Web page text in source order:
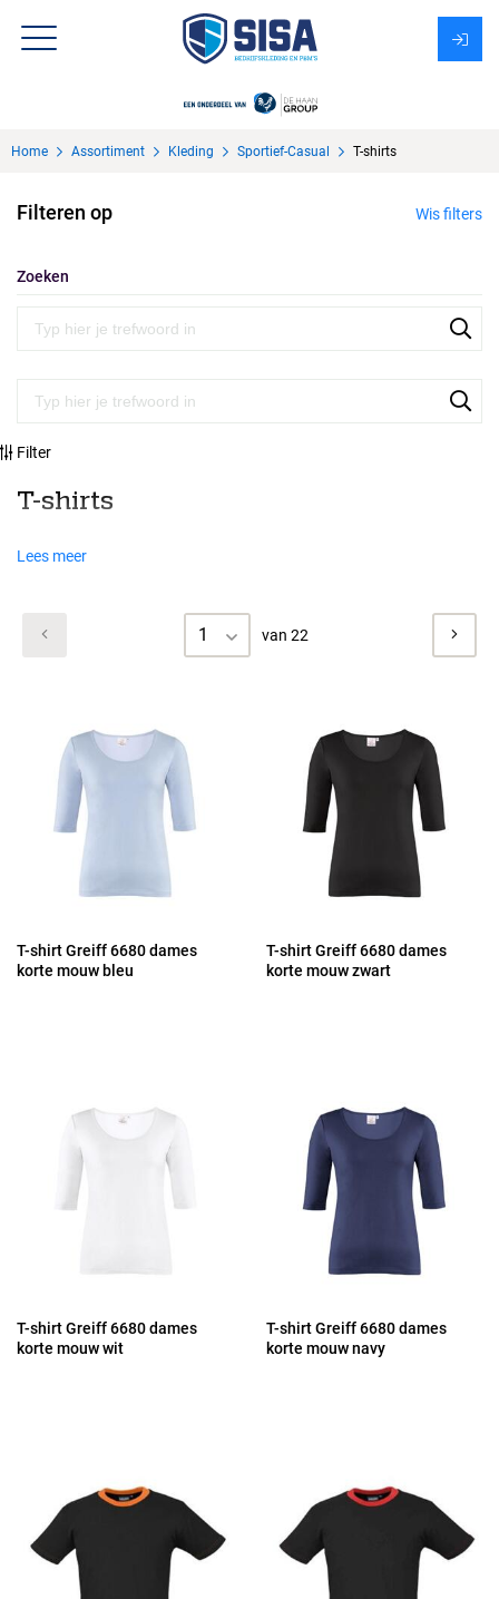
Over Sisa
KMS
Uitzendbureau?
Home Assortiment Kleding Sportief-Casual T-shirts
Filteren op Wis filters
Zoeken
Filter
T-shirts
Lees meer
1 van 22
T-shirt Greiff 6680 dames
korte mouw bleu
T-shirt Greiff 6680 dames
korte mouw zwart
T-shirt Greiff 6680 dames
korte mouw wit
T-shirt Greiff 6680 dames
korte mouw navy